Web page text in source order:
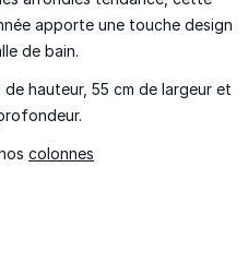
apporte une touche design
de bain.
hauteur, 55 cm de largeur et
colonnes